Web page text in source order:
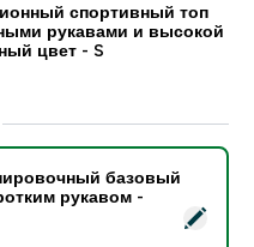
спортивный топ
рукавами и высокой
цвет - S
базовый слой MP с
базовый
рукавом -